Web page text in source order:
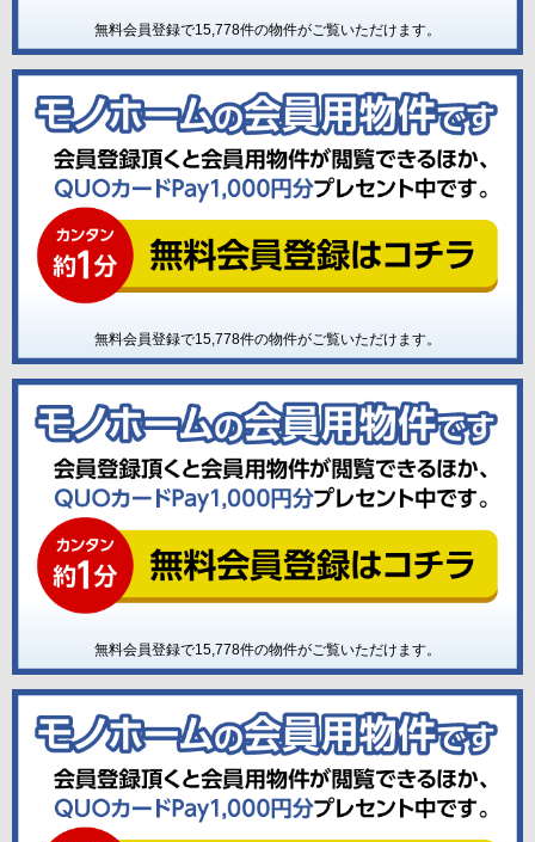
無料会員登録で15,778件の物件がご覧いただけます。
無料会員登録で15,778件の物件がご覧いただけます。
無料会員登録で15,778件の物件がご覧いただけます。